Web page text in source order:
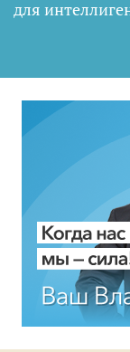
для